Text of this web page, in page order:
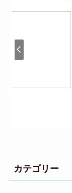
カテゴリー